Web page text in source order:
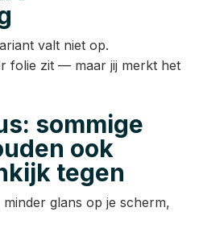
valt niet op.
folie zit — maar jij merkt het
sommige
ook
tegen
glans op je scherm,